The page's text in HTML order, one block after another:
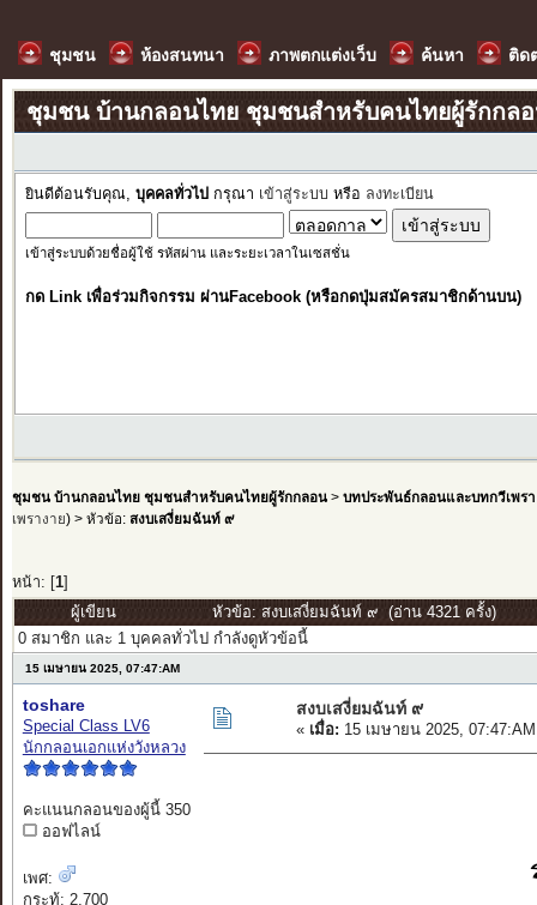
ชุมชน ห้องสนทนา ภาพตกแต่งเว็บ ค้นหา ติด
ชุมชน บ้านกลอนไทย ชุมชนสำหรับคนไทยผู้รักกล
ยินดีต้อนรับคุณ, บุคคลทั่วไป กรุณา เข้าสู่ระบบ หรือ ลงทะเบียน
เข้าสู่ระบบด้วยชื่อผู้ใช้ รหัสผ่าน และระยะเวลาในเซสชั่น
กด Link เพื่อร่วมกิจกรรม ผ่านFacebook (หรือกดปุ่มสมัครสมาชิกด้านบน)
ชุมชน บ้านกลอนไทย ชุมชนสำหรับคนไทยผู้รักกลอน> บทประพันธ์กลอนและบทกวีเพรา
เพรางาย) > หัวข้อ: สงบเสงี่ยมฉันท์ ๙
หน้า: [ 1]
ผู้เขียน
หัวข้อ: สงบเสงี่ยมฉันท์ ๙ (อ่าน 4321 ครั้ง)
0 สมาชิก และ 1 บุคคลทั่วไป กำลังดูหัวข้อนี้
15 เมษายน 2025, 07:47:AM
toshare
Special Class LV6
นักกลอนเอกแห่งวังหลวง
คะแนนกลอนของผู้นี้ 350
ออฟไลน์
เพศ:
กระทู้: 2,700
สงบเสงี่ยมฉันท์ ๙
« เมื่อ: 15 เมษายน 2025,